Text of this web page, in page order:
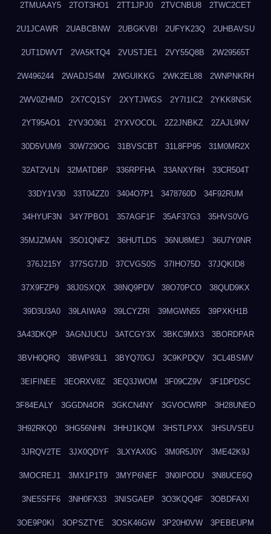
2TMUAAY5 2TOT3HO1 2TT1JPJ0 2TVCNBU8 2TWC2CET
2U1JCAWR 2UABCBNW 2UBGKVBI 2UFYK23Q 2UHBAVSU
2UT1DWVT 2VA5KTQ4 2VUSTJE1 2VY55Q8B 2W29565T
2W496244 2WADJS4M 2WGUIKKG 2WK2EL88 2WNPNKRH
2WV0ZHMD 2X7CQ1SY 2XYTJWGS 2Y7I1IC2 2YKK8NSK
2YT95AO1 2YV3O361 2YXVOCOL 2Z2JNBKZ 2ZAJL9NV
30D5VUM9 30W729OG 31BVSCBT 31L8FP95 31M0MR2X
32AT2VLN 32MATDBP 336RPFHA 33ANXYRH 33CR504T
33DY1V30 33T04ZZ0 3404O7P1 3478760D 34F92RUM
34HYUF3N 34Y7PBO1 357AGF1F 35AF37G3 35HVS0VG
35MJZMAN 35O1QNFZ 36HUTLDS 36NU8MEJ 36U7Y0NR
376J215Y 377SG7JD 37CVGS0S 37IHO75D 37JQKID8
37X9FZP9 38J0SXQX 38NQ9PDV 38O70PCO 38QUD9KX
39D3U3A0 39LAIWA9 39LCYZRI 39MGWN55 39PXKH1B
3A43DKQP 3AGNJUCU 3ATCGY3X 3BKC9MX3 3BORDPAR
3BVH0QRQ 3BWP93L1 3BYQ70GJ 3C9KPDQV 3CL4BSMV
3EIFINEE 3EORXV8Z 3EQ3JWOM 3F09CZ9V 3F1DPDSC
3F84EALY 3GGDN4OR 3GKCN4NY 3GVOCWRP 3H28UNEO
3H92RKQ0 3HG56NHN 3HHJ1KQM 3HSTLPXX 3HSUVSEU
3JRQV2TE 3JX0QDYF 3LXYAX0G 3M0R5J0Y 3ME42K9J
3MOCREJ1 3MX1P1T9 3MYP6NEF 3N0IPODU 3N8UCE6Q
3NE5SFF6 3NH0FX33 3NISGAEP 3O3KQQ4F 3OBDFAXI
3OE9P0KI 3OPSZTYE 3OSK46GW 3P20H0VW 3PEBEUPM